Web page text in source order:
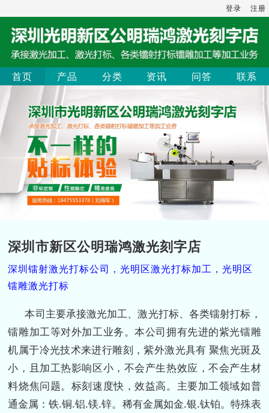
登录 注册
首页 产品 分类 资讯 问答 联系
深圳市新区公明瑞鸿激光刻字店
深圳镭射激光打标公司，光明区激光打标加工，光明区
镭雕激光打标
本司主要承接激光加工、激光打标、各类镭射打标，
镭雕加工等对外加工业务。本公司拥有先进的紫光镭雕
机属于冷光技术来进行雕刻，紫外激光具有 聚焦光斑及
小，且加工热影响区小，不会产生热效应，不会产生材
料烧焦问题。标刻速度快，效益高。主要加工领域如普
通金属：铁.铜.铝.镁.锌。稀有金属如金.银.钛铂。特殊表